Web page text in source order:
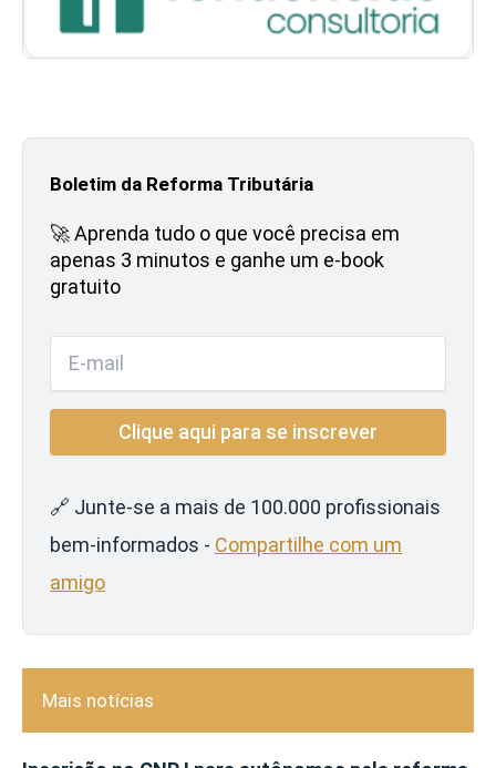
Boletim da Reforma Tributária
🚀 Aprenda tudo o que você precisa em
apenas 3 minutos e ganhe um e-book
gratuito
🔗 Junte-se a mais de 100.000 profissionais
bem-informados - Compartilhe com um
amigo
Mais notícias